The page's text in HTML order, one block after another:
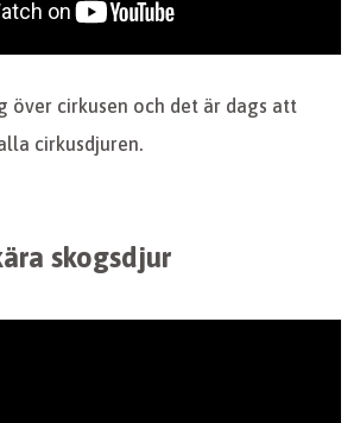
över cirkusen och det är dags att
cirkusdjuren.
skogsdjur